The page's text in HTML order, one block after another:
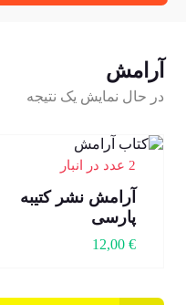
آرامش
در حال نمایش یک نتیجه
2 عدد در انبار
آرامش نشر کتیبه
پارسی
12,00 €